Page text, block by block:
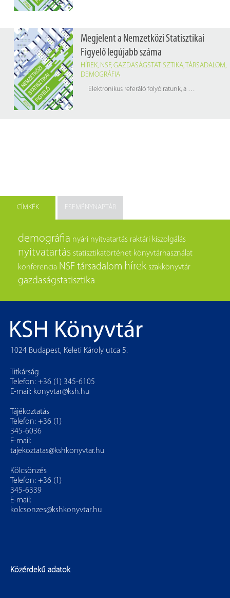
Megjelent a Nemzetközi Statisztikai
Figyelő legújabb száma
HÍREK, NSF, GAZDASÁGSTATISZTIKA,TÁRSADALOM,
DEMOGRÁFIA
Elektronikus referáló folyóiratunk, a
Nemzetközi
CÍMKÉK ESEMÉNYNAPTÁR
demográfia nyári nyitvatartás raktári kiszolgálás
nyitvatartás statisztikatörténet könyvtárhasználat
konferencia NSF társadalom hírek szakkönyvtár
gazdaságstatisztika
1024 Budapest, Keleti Károly utca 5.
Titkárság
Telefon: +36 (1) 345-6105
E-mail: konyvtar@ksh.hu
Tájékoztatás
Telefon: +36 (1)
345-6036
E-mail:
tajekoztatas@kshkonyvtar.hu
Kölcsönzés
Telefon: +36 (1)
345-6339
E-mail:
kolcsonzes@kshkonyvtar.hu
Közérdekű adatok